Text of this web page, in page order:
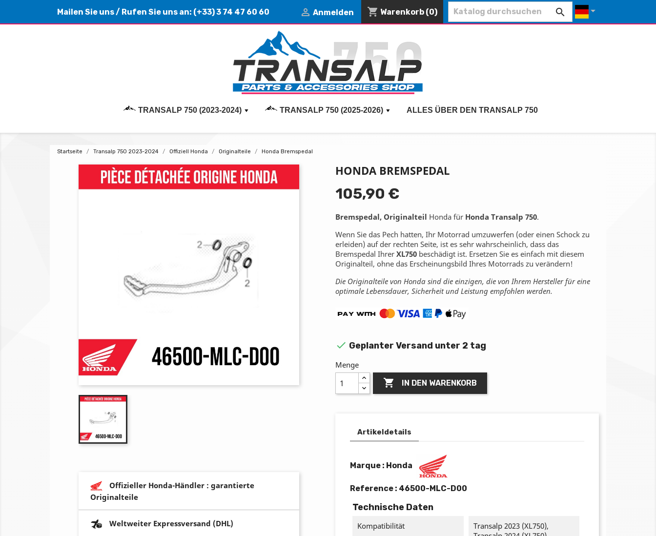
Mailen Sie uns/ Rufen Sie uns an: (+33) 3 74 47 60 60  Anmelden shopping_cart Warenkorb (0)  
TRANSALP 750 (2023-2024) TRANSALP 750 (2025-2026) ALLES ÜBER DEN TRANSALP 750
Startseite Transalp 750 2023-2024 Offiziell Honda Originalteile Honda Bremspedal
Offizieller Honda-Händler : garantierte
Originalteile
Weltweiter Expressversand (DHL)
HONDA BREMSPEDAL
105,90 €
Bremspedal, Originalteil Honda für Honda Transalp 750.
Wenn Sie das Pech hatten, Ihr Motorrad umzuwerfen (oder einen Schock zu
erleiden) auf der rechten Seite, ist es sehr wahrscheinlich, dass das
Bremspedal Ihrer XL750 beschädigt ist. Ersetzen Sie es einfach mit diesem
Originalteil, ohne das Erscheinungsbild Ihres Motorrads zu verändern!
Die Originalteile von Honda sind die einzigen, die von Ihrem Hersteller für eine
optimale Lebensdauer, Sicherheit und Leistung empfohlen werden.
 Geplanter Versand unter 2 tag
Menge
 IN DEN WARENKORB
Artikeldetails
Marque : Honda
Reference : 46500-MLC-D00
Technische Daten
Kompatibilität
Transalp 2023 (XL750),